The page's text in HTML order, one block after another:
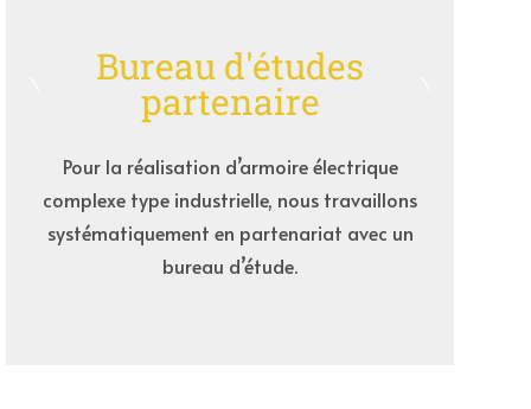
Bureau d'études
partenaire
Pour la réalisation d’armoire électrique
complexe type industrielle, nous travaillons
systématiquement en partenariat avec un
bureau d’étude.